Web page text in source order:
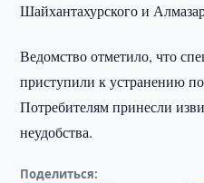
Шайхантахурского и
Ведомство отметило, что
приступили к устранению
Потребителям принесли
неудобства.
Поделиться: